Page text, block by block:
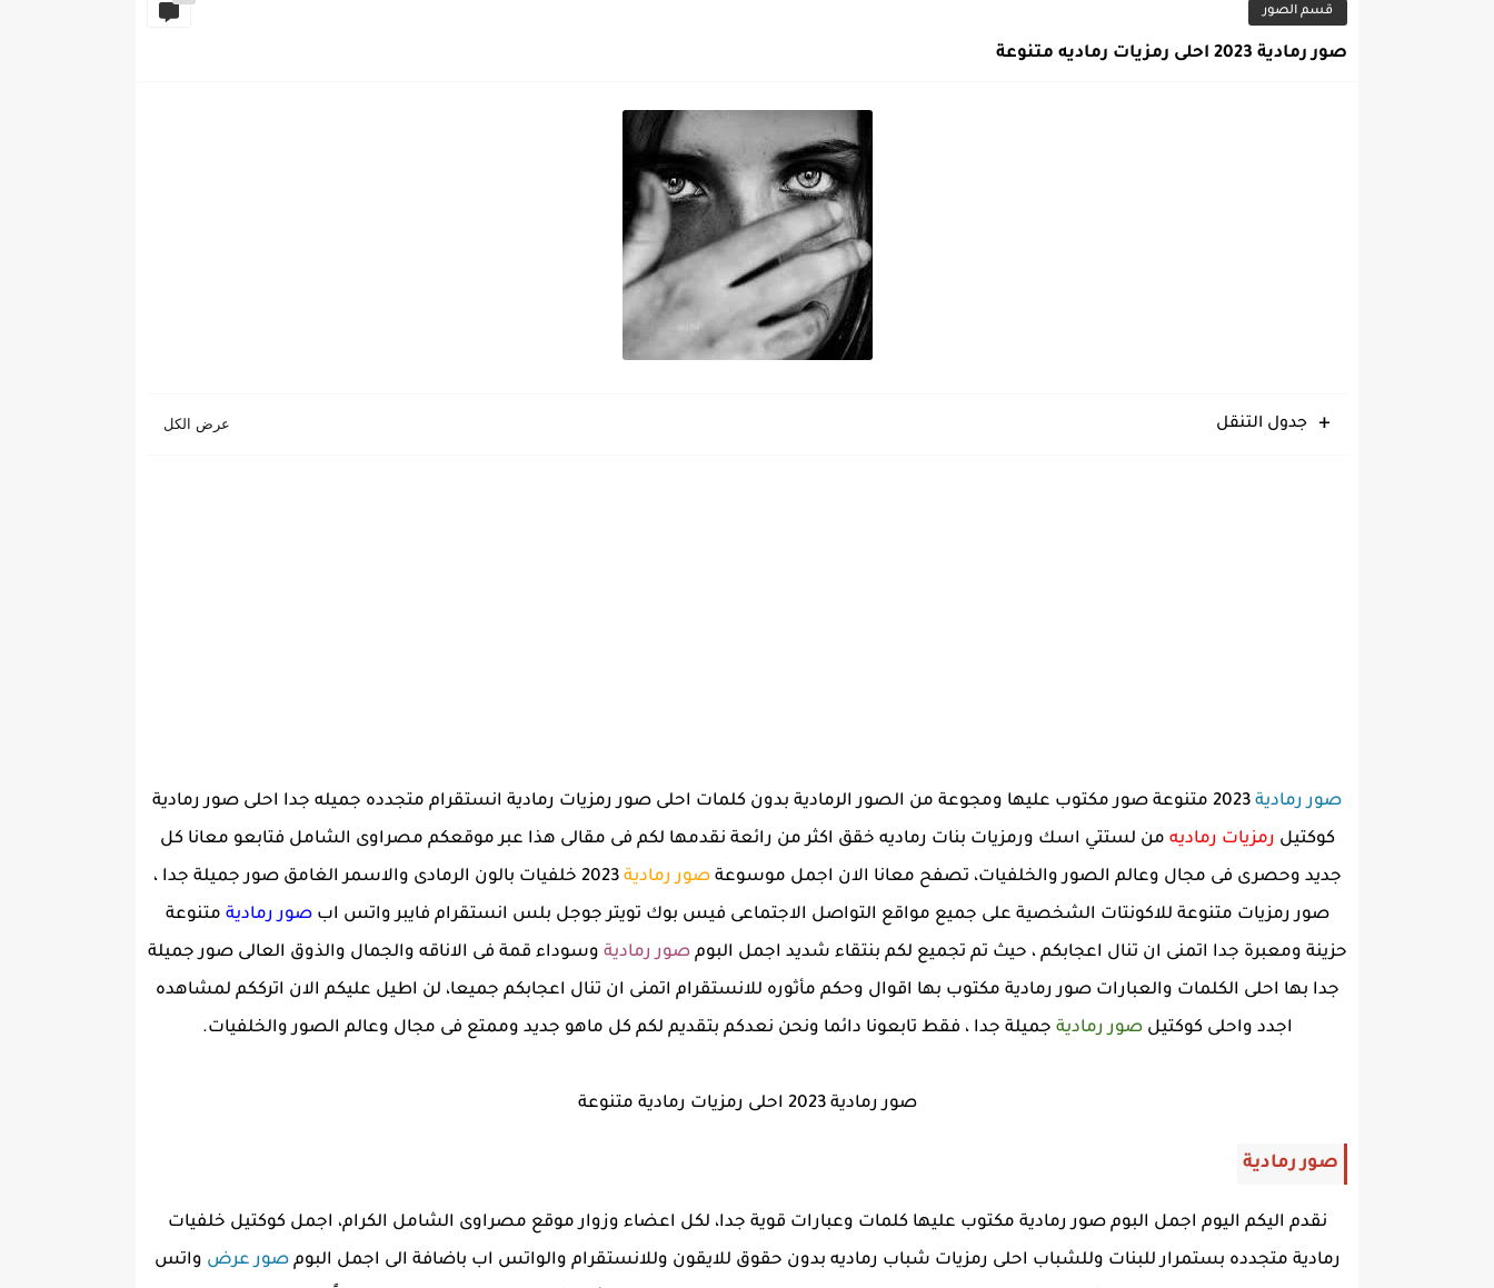
قسم الصور
صور رمادية 2023 احلى رمزيات رماديه متنوعة
جدول التنقل
صور رمادية
2023 متنوعة صور مكتوب عليها ومجوعة من الصور الرمادية بدون كلمات احلى صور رمزيات رمادية انستقرام متجدده جميله جدا احلى صور رمادية
كوكتيل رمزيات رماديه من لستتي اسك ورمزيات بنات رماديه خقق اكثر من رائعة نقدمها لكم فى مقالى هذا عبر موقعكم مصراوى الشامل فتابعو معانا كل
جديد وحصرى فى مجال وعالم الصور والخلفيات، تصفح معانا الان اجمل موسوعة صور رمادية
2023 خلفيات بالون الرمادى والاسمر الغامق صور جميلة جدا ،
صور رمزيات متنوعة للاكونتات الشخصية على جميع مواقع التواصل الاجتماعى فيس بوك تويتر جوجل بلس انستقرام فايبر واتس اب صور رمادية متنوعة
حزينة ومعبرة جدا اتمنى ان تنال اعجابكم ، حيث تم تجميع لكم بنتقاء شديد اجمل البومصور رمادية وسوداء قمة فى الاناقه والجمال والذوق العالى صور جميلة
جدا بها احلى الكلمات والعبارات صور رمادية مكتوب بها اقوال وحكم مأثوره للانستقرام اتمنى ان تنال اعجابكم جميعا، لن اطيل عليكم الان اترككم لمشاهده
اجدد واحلى كوكتيلصور رمادية جميلة جدا ، فقط تابعونا دائما ونحن نعدكم بتقديم لكم كل ماهو جديد وممتع فى مجال وعالم الصور والخلفيات.
صور رمادية 2023 احلى رمزيات رمادية متنوعة
صور رمادية
نقدم اليكم اليوم اجمل البوم صور رمادية مكتوب عليها كلمات وعبارات قوية جدا، لكل اعضاء وزوار موقع مصراوى الشامل الكرام، اجمل كوكتيل خلفيات
رمادية متجدده بستمرار للبنات وللشباب احلى رمزيات شباب رماديه بدون حقوق للايقون وللانستقرام والواتس اب باضافة الى اجمل البومصور عرض واتس